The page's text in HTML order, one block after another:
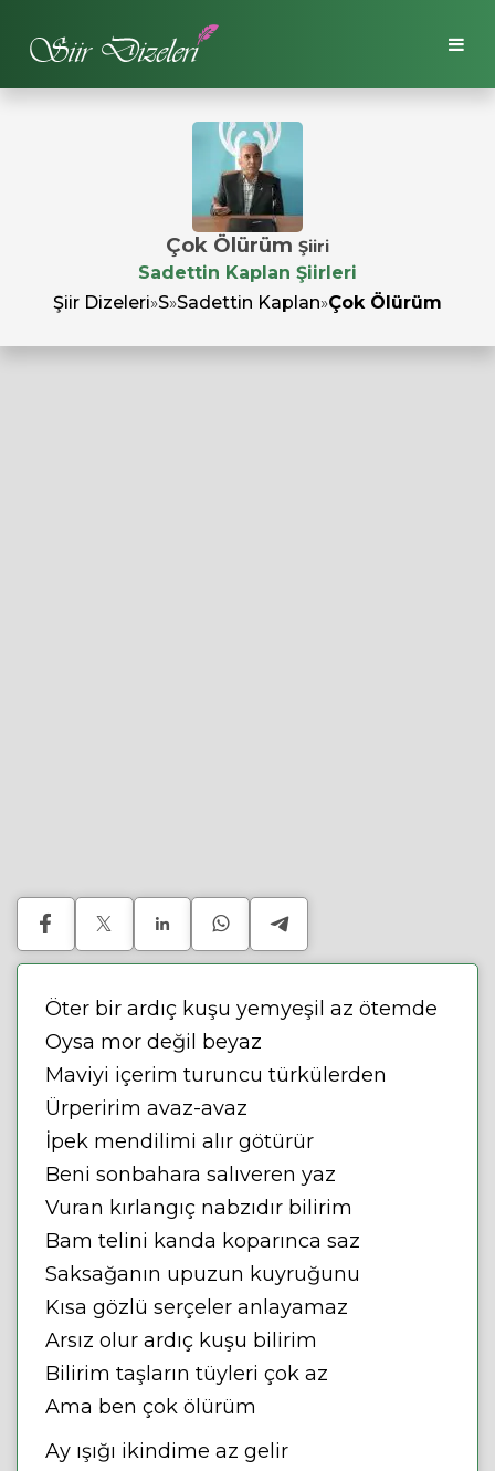
Çok Ölürüm Şiiri
Sadettin Kaplan Şiirleri
Şiir Dizeleri»S»Sadettin Kaplan»Çok Ölürüm
Öter bir ardıç kuşu yemyeşil az ötemde
Oysa mor değil beyaz
Maviyi içerim turuncu türkülerden
Ürperirim avaz-avaz
İpek mendilimi alır götürür
Beni sonbahara salıveren yaz
Vuran kırlangıç nabzıdır bilirim
Bam telini kanda koparınca saz
Saksağanın upuzun kuyruğunu
Kısa gözlü serçeler anlayamaz
Arsız olur ardıç kuşu bilirim
Bilirim taşların tüyleri çok az
Ama ben çok ölürüm
Ay ışığı ikindime az gelir